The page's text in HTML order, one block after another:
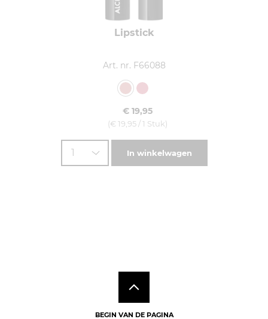
Lipstick
Art. nr. F66088
€ 19,95
(€ 19,95 / 1 Stuk)
1 In winkelwagen
BEGIN VAN DE PAGINA